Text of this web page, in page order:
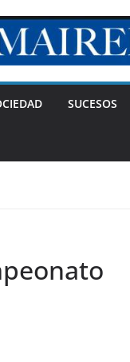
SUCESOS